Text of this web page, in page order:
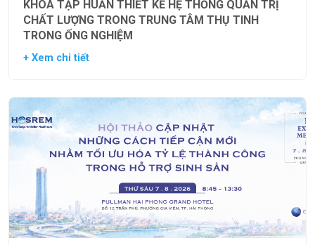
KHÓA TẬP HUẤN THIẾT KẾ HỆ THỐNG QUẢN TRỊ
CHẤT LƯỢNG TRONG TRUNG TÂM THỤ TINH
TRONG ỐNG NGHIỆM
+ Xem chi tiết